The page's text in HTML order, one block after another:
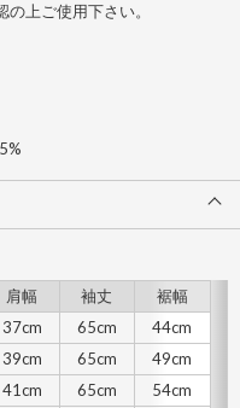
上ご使用下さい。
肩幅 袖丈
裾幅
37cm 65cm
44cm
39cm 65cm
49cm
41cm 65cm
54cm